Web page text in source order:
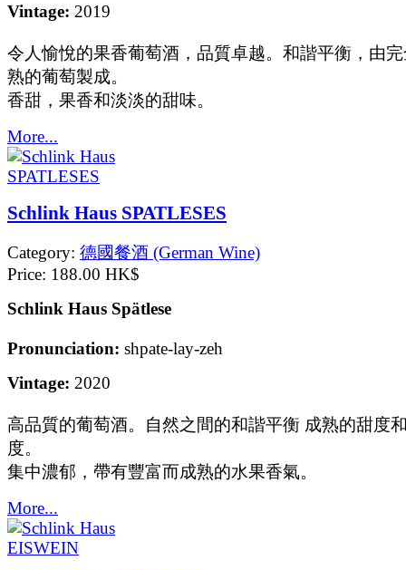
Vintage: 2019
令人愉悅的果香葡萄酒，品質卓越。和諧平衡，由
熟的葡萄製成。
香甜，果香和淡淡的甜味。
More...
Schlink Haus SPATLESES
Category: 德國餐酒 (German Wine)
Price: 188.00 HK$
Schlink Haus Spätlese
Pronunciation: shpate-lay-zeh
Vintage: 2020
高品質的葡萄酒。自然之間的和諧平衡 成熟的甜度
度。
集中濃郁，帶有豐富而成熟的水果香氣。
More...